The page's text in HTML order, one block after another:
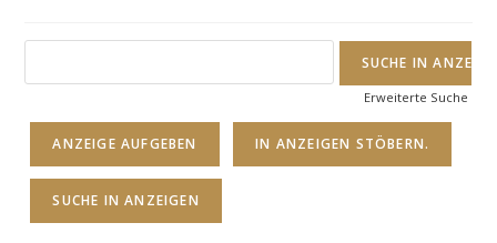
nach:
Erweiterte Suche
ANZEIGE AUFGEBEN IN ANZEIGEN STÖBERN.
SUCHE IN ANZEIGEN